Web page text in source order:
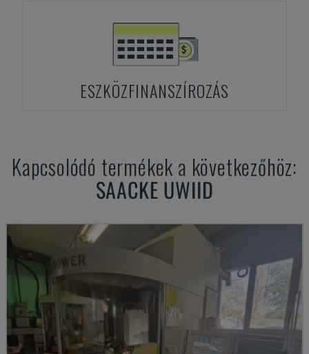
ESZKÖZFINANSZÍROZÁS
Kapcsolódó termékek a következőhöz:
SAACKE UWIID